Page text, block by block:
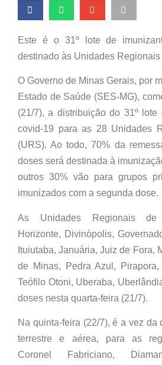
Este é o 31º lote de
destinado às Unidades Regionais
O Governo de Minas Gerais, por
Estado de Saúde (SES-MG),
(21/7), a distribuição do 31º
covid-19 para as 28 Unidades
(URS). Ao todo, 70% da
doses será destinada à
outros 30% vão para grupos
imunizados com a segunda dose.
As Unidades Regionais de
Horizonte, Divinópolis,
Ituiutaba, Januária, Juiz de Fora,
de Minas, Pedra Azul,
Teófilo Otoni, Uberaba,
doses nesta quarta-feira (21/7).
Na quinta-feira (22/7), é a vez da
terrestre e aérea, para as
Coronel Fabriciano,